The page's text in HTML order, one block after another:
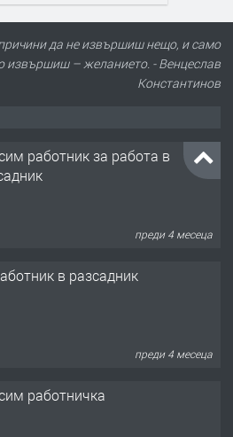
да не извършиш нещо, и само
извършиш – желанието. - Венцеслав
Константинов
в разсадник
преди 4 месеца
работничка
преди 11 месеца
употребявани чисти и